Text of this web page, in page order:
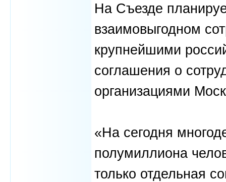
На Съезде
взаимовыгодном
крупнейшими
соглашения о
организациями
«На сегодня
полумиллиона
только отдельная